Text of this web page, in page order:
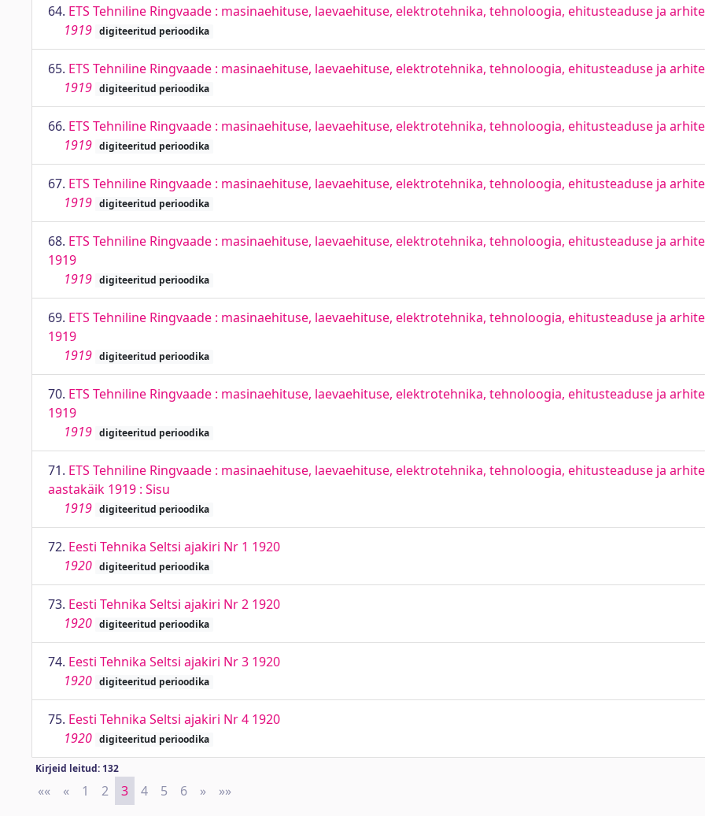
64. ETS Tehniline Ringvaade : masinaehituse, laevaehituse, elektrotehnika, tehnoloogia, ehitusteaduse ja
1919 digiteeritud perioodika
65. ETS Tehniline Ringvaade : masinaehituse, laevaehituse, elektrotehnika, tehnoloogia, ehitusteaduse ja
1919 digiteeritud perioodika
66. ETS Tehniline Ringvaade : masinaehituse, laevaehituse, elektrotehnika, tehnoloogia, ehitusteaduse ja
1919 digiteeritud perioodika
67. ETS Tehniline Ringvaade : masinaehituse, laevaehituse, elektrotehnika, tehnoloogia, ehitusteaduse ja
1919 digiteeritud perioodika
68. ETS Tehniline Ringvaade : masinaehituse, laevaehituse, elektrotehnika, tehnoloogia, ehitusteaduse ja
1919
1919 digiteeritud perioodika
69. ETS Tehniline Ringvaade : masinaehituse, laevaehituse, elektrotehnika, tehnoloogia, ehitusteaduse ja
1919
1919 digiteeritud perioodika
70. ETS Tehniline Ringvaade : masinaehituse, laevaehituse, elektrotehnika, tehnoloogia, ehitusteaduse ja
1919
1919 digiteeritud perioodika
71. ETS Tehniline Ringvaade : masinaehituse, laevaehituse, elektrotehnika, tehnoloogia, ehitusteaduse ja
aastakäik 1919 : Sisu
1919 digiteeritud perioodika
72. Eesti Tehnika Seltsi ajakiri Nr 1 1920
1920 digiteeritud perioodika
73. Eesti Tehnika Seltsi ajakiri Nr 2 1920
1920 digiteeritud perioodika
74. Eesti Tehnika Seltsi ajakiri Nr 3 1920
1920 digiteeritud perioodika
75. Eesti Tehnika Seltsi ajakiri Nr 4 1920
1920 digiteeritud perioodika
Kirjeid leitud: 132
«« First
« Previous
1 2 3 4 5 6 » Next
»»